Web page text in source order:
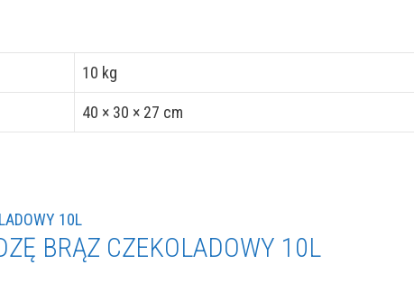
10 kg
40 × 30 × 27 cm
BRĄZ CZEKOLADOWY 10L